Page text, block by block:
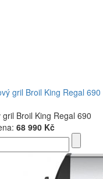
gril Broil King Regal 690
68 990 Kč